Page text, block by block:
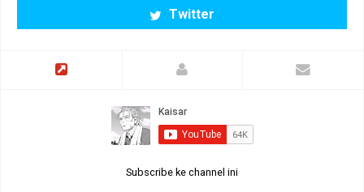
Twitter
Subscribe ke channel ini